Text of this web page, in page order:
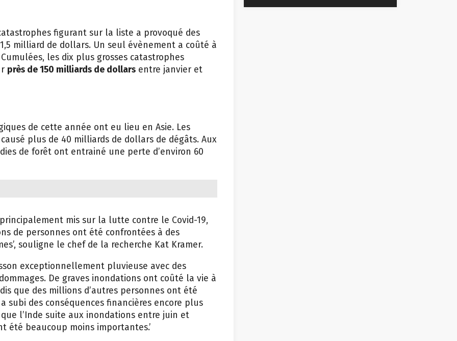
figurant sur la liste a provoqué des
milliard de dollars. Un seul évènement a coûté à
les dix plus grosses catastrophes
près de 150 milliards de dollars entre janvier et
de cette année ont eu lieu en Asie. Les
plus de 40 milliards de dollars de dégâts. Aux
de forêt ont entrainé une perte d’environ 60
mis sur la lutte contre le Covid-19,
de personnes ont été confrontées à des
souligne le chef de la recherche Kat Kramer.
exceptionnellement pluvieuse avec des
De graves inondations ont coûté la vie à
que des millions d’autres personnes ont été
subi des conséquences financières encore plus
l’Inde suite aux inondations entre juin et
été beaucoup moins importantes.’